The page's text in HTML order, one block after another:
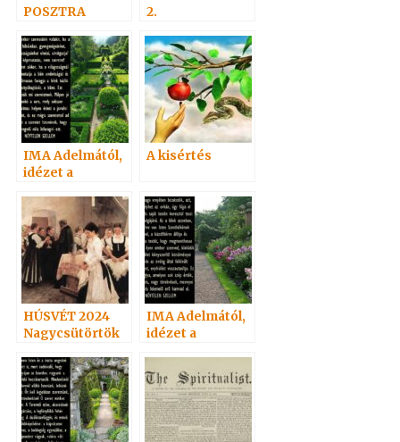
POSZTRA
2.
IMA Adelmától,
idézet a
Szellemtől 15.
A kisértés
HÚSVÉT 2024
Nagycsütörtök
IMA Adelmától,
idézet a